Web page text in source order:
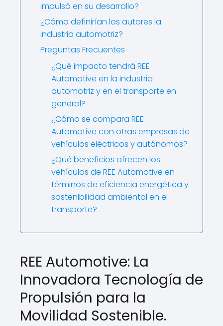
impulsó en su desarrollo?
¿Cómo definirían los autores la
industria automotriz?
Preguntas Frecuentes
¿Qué impacto tendrá REE
Automotive en la industria
automotriz y en el transporte en
general?
¿Cómo se compara REE
Automotive con otras empresas de
vehículos eléctricos y autónomos?
¿Qué beneficios ofrecen los
vehículos de REE Automotive en
términos de eficiencia energética y
sostenibilidad ambiental en el
transporte?
REE Automotive: La
Innovadora Tecnología de
Propulsión para la
Movilidad Sostenible.